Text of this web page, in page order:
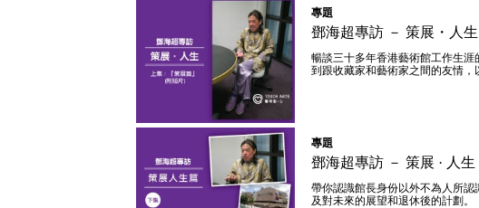
專題
鄧海超專訪 － 策展 ·
人生 (附短片)
專題
鄧海超專訪 － 策展・人
暢談三十多年香港藝術館工作生涯
到跟收藏家和藝術家之間的友情，
專題
鄧海超專訪 － 策展 · 人
帶你認識館長身份以外不為人所
及對未來的展望和退休後的計劃。